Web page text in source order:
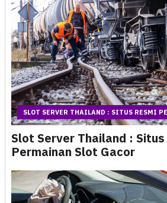
SLOT SERVER THAILAND : SITUS RESMI
Slot Server Thailand : Situs
Permainan Slot Gacor